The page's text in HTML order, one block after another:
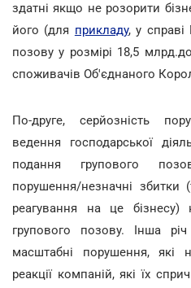
здатні якщо не розорити
його (для прикладу, у справі
позову у розмірі 18,5
споживачів Об'єднаного
По-друге, серйозність
ведення господарської
подання групового
порушення/незначні
реагування на це
групового позову. Інша
масштабні порушення, які
реакції компаній, які їх